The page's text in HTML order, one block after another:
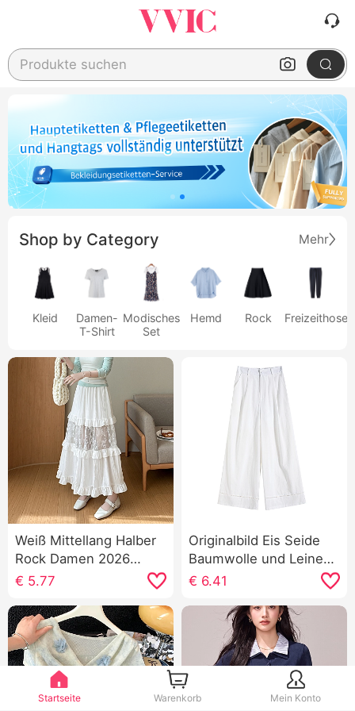
Produkte suchen
Shop by Category Mehr
Kleid
Damen-
T-Shirt
Modisches
Set
Hemd Rock Freizeithose
Weiß Mittellang Halber
Rock Damen 2026
Frühling/Sommer Neu
Spitzenbesatz Rüschen
Ein Wort Volantrock
Maxikleid
€ 5.77
Originalbild Eis Seide
Baumwolle und Leinen
Weiß Frauen mit
Petite Hohe Taille
Schlank Abseilen
Gefühl Neun Punkte
Durchbrochen Anzug
€ 6.41
Startseite Warenkorb Mein Konto